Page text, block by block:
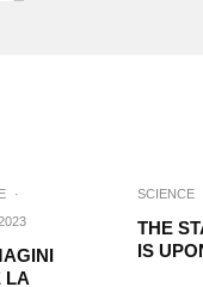
·
LA
SCIENCE
THE
IS